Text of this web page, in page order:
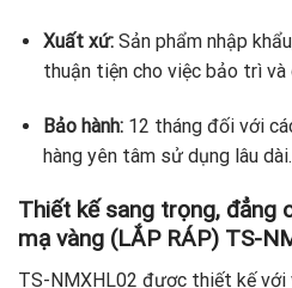
Xuất xứ:Sản phẩm nhập
thuận tiện cho việc bảo trì và
Bảo hành:12 tháng đối với
hàng yên tâm sử dụng lâu dài.
Thiết kế sang trọng, đẳng
mạ vàng (LẮP RÁP) TS-
TS-NMXHL02 được thiết kế với